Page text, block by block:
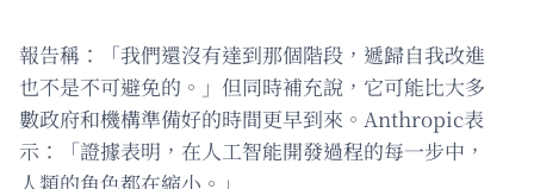
報告稱：「我們還沒有達到那個階段，遞歸自我改進
也不是不可避免的。」但同時補充說，它可能比大多
數政府和機構準備好的時間更早到來。Anthropic表
示：「證據表明，在人工智能開發過程的每一步中，
人類的角色都在縮小。」